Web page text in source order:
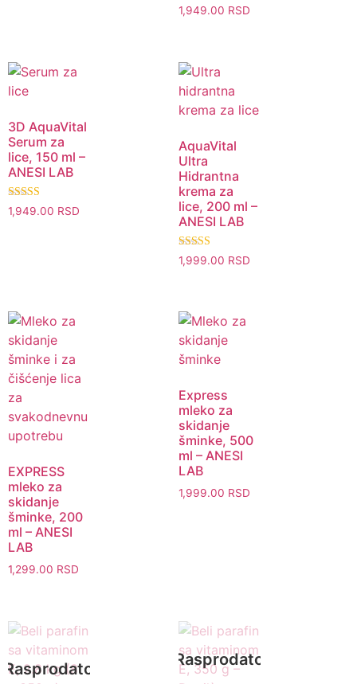
Ocenjeno sa
5.00
1,949.00 RSD
3D AquaVital
Serum za
lice, 150 ml –
ANESI LAB
Ocenjeno sa
5.00
1,949.00 RSD
AquaVital
Ultra
Hidrantna
krema za
lice, 200 ml –
ANESI LAB
Ocenjeno sa
5.00
1,999.00 RSD
EXPRESS
mleko za
skidanje
šminke, 200
ml – ANESI
LAB
1,299.00 RSD
Express
mleko za
skidanje
šminke, 500
ml – ANESI
LAB
1,999.00 RSD